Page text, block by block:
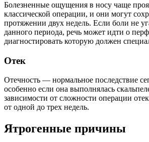
Болезненные ощущения в носу чаще
классической операции, и они могут
протяжении двух недель. Если боли не
данного периода, речь может идти о
диагностировать которую должен
Отек
Отечность — нормальное последствие
особенно если она выполнялась
зависимости от сложности операции
от одной до трех недель.
Ятрогенные причины